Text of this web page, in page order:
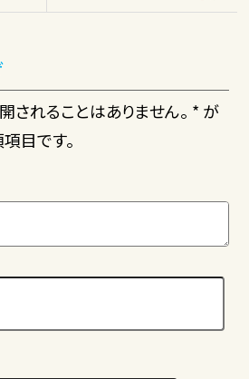
されることはありません。 * が
目です。